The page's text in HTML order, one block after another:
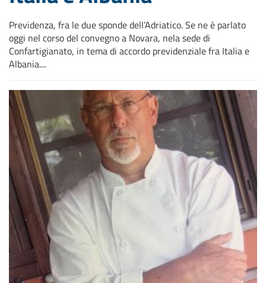
Previdenza, fra le due sponde dell’Adriatico. Se ne è parlato
oggi nel corso del convegno a Novara, nela sede di
Confartigianato, in tema di accordo previdenziale fra Italia e
Albania....